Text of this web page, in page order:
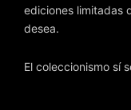
ediciones limitadas
desea.
El coleccionismo sí